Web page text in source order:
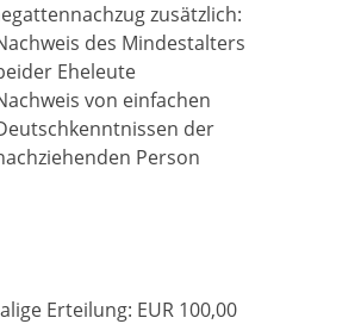
zusätzlich:
des Mindestalters
Eheleute
von einfachen
der
Person
Erteilung: EUR 100,00